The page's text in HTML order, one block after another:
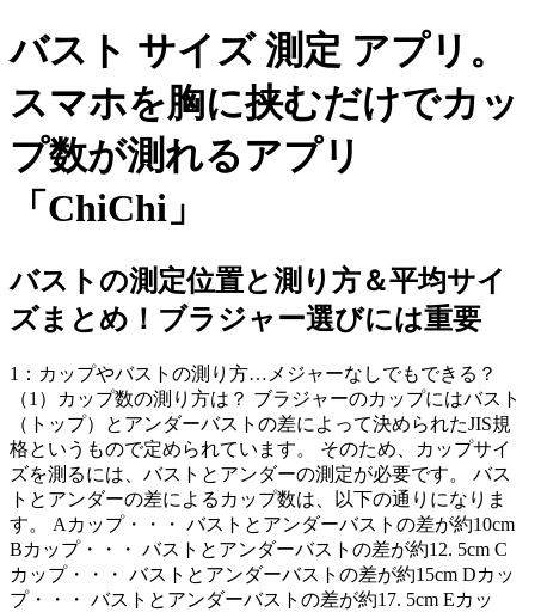
バスト サイズ 測定 アプリ。
スマホを胸に挟むだけでカッ
プ数が測れるアプリ
「ChiChi」
バストの測定位置と測り方＆平均サイ
ズまとめ！ブラジャー選びには重要
1：カップやバストの測り方…メジャーなしでもできる？
（1）カップ数の測り方は？ ブラジャーのカップにはバスト
（トップ）とアンダーバストの差によって決められたJIS規
格というもので定められています。 そのため、カップサイ
ズを測るには、バストとアンダーの測定が必要です。 バス
トとアンダーの差によるカップ数は、以下の通りになりま
す。 Aカップ・・・ バストとアンダーバストの差が約10cm
Bカップ・・・ バストとアンダーバストの差が約12. 5cm C
カップ・・・ バストとアンダーバストの差が約15cm Dカッ
プ・・・ バストとアンダーバストの差が約17. 5cm Eカッ